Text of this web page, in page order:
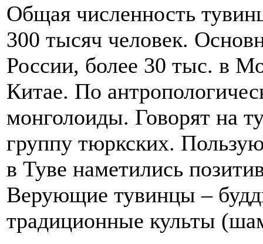
Общая численность
300 тысяч человек.
России, более 30 тыс. в
Китае. По
монголоиды. Говорят на
группу тюркских.
в Туве наметились
Верующие тувинцы –
традиционные культы